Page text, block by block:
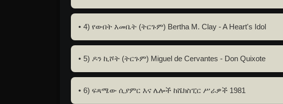
4) የውበት እመቤት (ትርጉም) Bertha M. Clay - A Heart's Idol
5) ዶን ኪሾት (ትርጉም) Miguel de Cervantes - Don Quixote
6) ፍጻሜው ሲያምር እና ሌሎች ከሼክስፒር ሥራዎች 1981